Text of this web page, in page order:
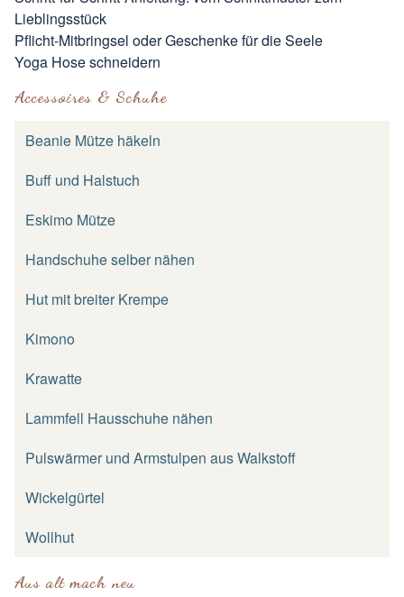
Lieblingsstück
Pflicht-Mitbringsel oder Geschenke für die Seele
Yoga Hose schneidern
Accessoires & Schuhe
Beanie Mütze häkeln
Buff und Halstuch
Eskimo Mütze
Handschuhe selber nähen
Hut mit breiter Krempe
Kimono
Krawatte
Lammfell Hausschuhe nähen
Pulswärmer und Armstulpen aus Walkstoff
Wickelgürtel
Wollhut
Aus alt mach neu